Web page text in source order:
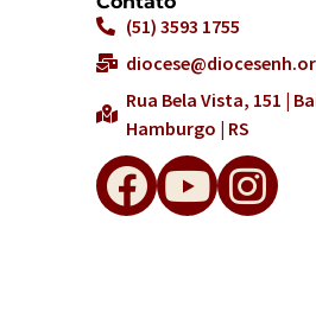
(51) 3593 1755
Rua Bela Vista, 151 |
Hamburgo | RS